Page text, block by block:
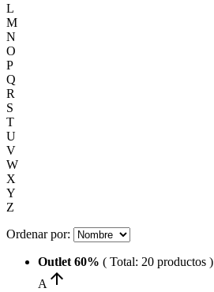
L
M
N
O
P
Q
R
S
T
U
V
W
X
Y
Z
Ordenar por:
Outlet 60% ( Total: 20 productos )
A arrow_upward